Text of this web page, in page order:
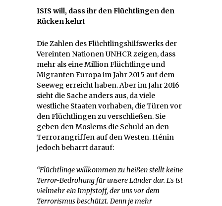
ISIS will, dass ihr den Flüchtlingen den
Rücken kehrt
Die Zahlen des Flüchtlingshilfswerks der
Vereinten Nationen UNHCR zeigen, dass
mehr als eine Million Flüchtlinge und
Migranten Europa im Jahr 2015 auf dem
Seeweg erreicht haben. Aber im Jahr 2016
sieht die Sache anders aus, da viele
westliche Staaten vorhaben, die Türen vor
den Flüchtlingen zu verschließen. Sie
geben den Moslems die Schuld an den
Terrorangriffen auf den Westen. Hénin
jedoch beharrt darauf:
“Flüchtlinge willkommen zu heißen stellt keine
Terror-Bedrohung für unsere Länder dar. Es ist
vielmehr ein Impfstoff, der uns vor dem
Terrorismus beschützt. Denn je mehr